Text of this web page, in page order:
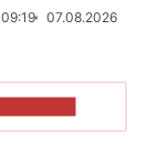
09:19 07.08.2026